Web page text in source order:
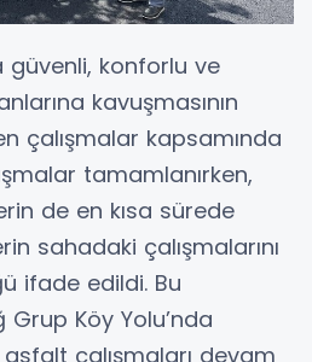
güvenli, konforlu ve
kavuşmasının
çalışmalar kapsamında
tamamlanırken,
de en kısa sürede
sahadaki çalışmalarını
ifade edildi. Bu
Köy Yolu’nda
asfalt çalışmaları devam